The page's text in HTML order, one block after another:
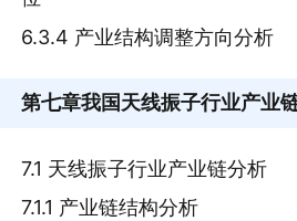
6.3.4 产业结构调整方向分析
第七章我国天线振子行业产业
7.1 天线振子行业产业链分析
7.1.1 产业链结构分析